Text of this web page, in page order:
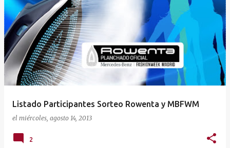
Listado Participantes Sorteo Rowenta y MBFWM
el miércoles, agosto 14, 2013
2